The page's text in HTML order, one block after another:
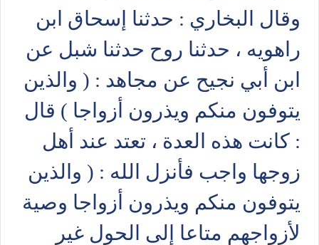
وقال البخاري : حدثنا إسحاق ابن
راهويه ، حدثنا روح حدثنا شبل عن
ابن أبي نجيح عن مجاهد : ( والذين
يتوفون منكم ويذرون أزواجا ) قال
: كانت هذه العدة ، تعتد عند أهل
زوجها واجب فأنزل الله : ( والذين
يتوفون منكم ويذرون أزواجا وصية
لأزواجهم متاعا إلى الحول غير